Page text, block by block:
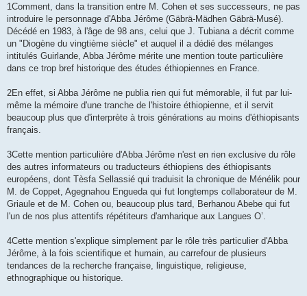
1Comment, dans la transition entre M. Cohen et ses successeurs, ne pas
introduire le personnage d'Abba Jérôme (Gäbrä-Mädhen Gäbrä-Musé).
Décédé en 1983, à l'âge de 98 ans, celui que J. Tubiana a décrit comme
un "Diogène du vingtième siècle" et auquel il a dédié des mélanges
intitulés Guirlande, Abba Jérôme mérite une mention toute particulière
dans ce trop bref historique des études éthiopiennes en France.
2En effet, si Abba Jérôme ne publia rien qui fut mémorable, il fut par lui-
même la mémoire d'une tranche de l'histoire éthiopienne, et il servit
beaucoup plus que d'interprète à trois générations au moins d'éthiopisants
français.
3Cette mention particulière d'Abba Jérôme n'est en rien exclusive du rôle
des autres informateurs ou traducteurs éthiopiens des éthiopisants
européens, dont Tèsfa Sellassié qui traduisit la chronique de Ménélik pour
M. de Coppet, Agegnahou Engueda qui fut longtemps collaborateur de M.
Griaule et de M. Cohen ou, beaucoup plus tard, Berhanou Abebe qui fut
l'un de nos plus attentifs répétiteurs d'amharique aux Langues O’.
4Cette mention s'explique simplement par le rôle très particulier d'Abba
Jérôme, à la fois scientifique et humain, au carrefour de plusieurs
tendances de la recherche française, linguistique, religieuse,
ethnographique ou historique.